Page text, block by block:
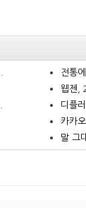
전통
웹젠,
디플
카카
말 그